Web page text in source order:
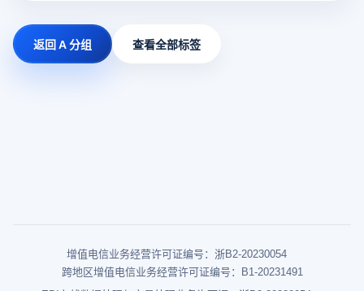
返回 A 分组 查看全部标签
增值电信业务经营许可证编号：浙B2-20230054
跨地区增值电信业务经营许可证编号：B1-20231491